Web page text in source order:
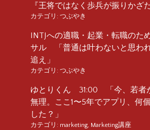
『王将ではなく歩兵が振りかざ
カテゴリ: つぶやき
INTJへの適職・起業・転職のた
サル 「普通は叶わないと思わ
追え」
カテゴリ: つぶやき
ゆとりくん 31:00 「今、若者
無理。ここ1〜5年でアプリ、何
した？」
カテゴリ: marketing, Marketing講座